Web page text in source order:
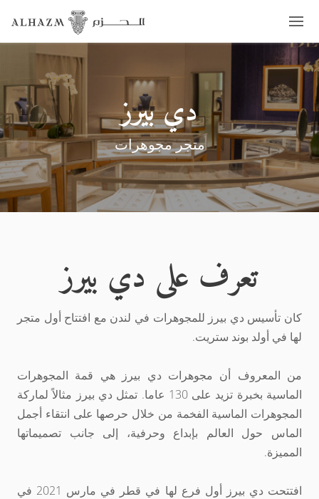
دي بيرز
متجر مجوهرات
تعرف على دي بيرز
كان تأسيس دي بيرز للمجوهرات في لندن مع افتتاح أول متجر
لها في أولد بوند ستريت.
من المعروف أن مجوهرات دي بيرز هي قمة المجوهرات
الماسية بخبرة تزيد على 130 عاما. تمثل دي بيرز مثالاً لماركة
المجوهرات الماسية الفخمة من خلال حرصها على انتقاء أجمل
الماس حول العالم بإبداع وحرفية، إلى جانب تصميماتها
المميزة.
افتتحت دي بيرز أول فرع لها في قطر في مارس 2021 في